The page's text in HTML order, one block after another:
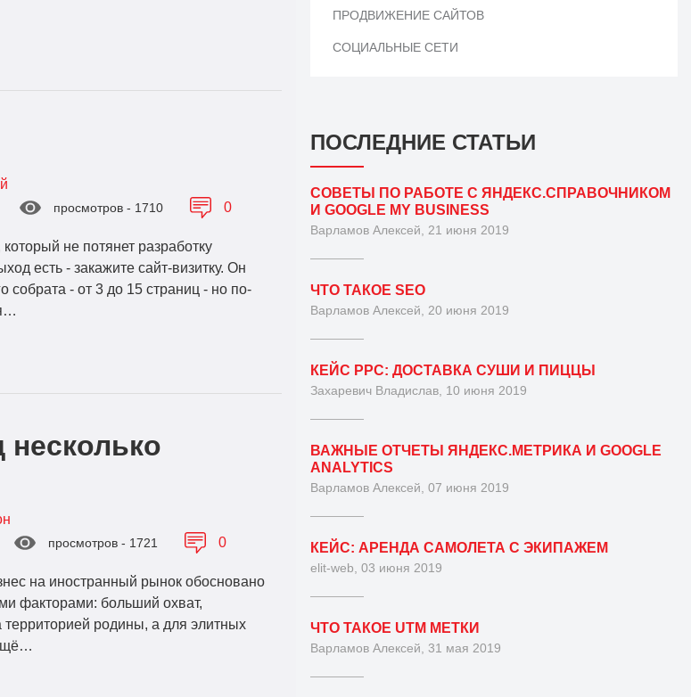
просмотров - 1710 0
не потянет разработку
есть - закажите сайт-визитку. Он
собрата - от 3 до 15 страниц - но по-
несколько
просмотров - 1721 0
на иностранный рынок обосновано
факторами: больший охват,
территорией родины, а для элитных
ПРОДВИЖЕНИЕ САЙТОВ
СОЦИАЛЬНЫЕ СЕТИ
ПОСЛЕДНИЕ СТАТЬИ
СОВЕТЫ ПО РАБОТЕ С ЯНДЕКС.СПРАВОЧНИКОМ
И GOOGLE MY BUSINESS
Варламов Алексей, 21 июня 2019
ЧТО ТАКОЕ SEO
Варламов Алексей, 20 июня 2019
КЕЙС PPC: ДОСТАВКА СУШИ И ПИЦЦЫ
Захаревич Владислав, 10 июня 2019
ВАЖНЫЕ ОТЧЕТЫ ЯНДЕКС.МЕТРИКА И GOOGLE
ANALYTICS
Варламов Алексей, 07 июня 2019
КЕЙС: АРЕНДА САМОЛЕТА С ЭКИПАЖЕМ
elit-web, 03 июня 2019
ЧТО ТАКОЕ UTM МЕТКИ
Варламов Алексей, 31 мая 2019